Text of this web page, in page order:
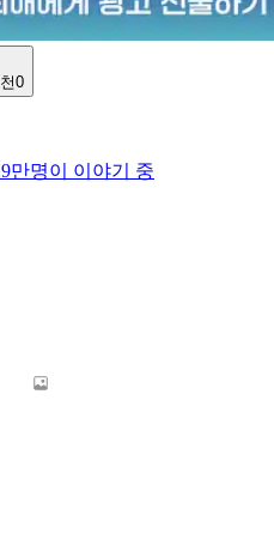
0
만명이 이야기 중